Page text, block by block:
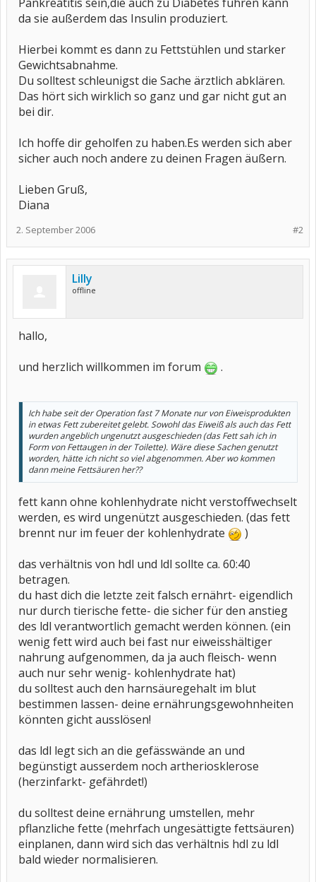
da sie außerdem das Insulin produziert.
Hierbei kommt es dann zu Fettstühlen und starker
Gewichtsabnahme.
Du solltest schleunigst die Sache ärztlich abklären.
Das hört sich wirklich so ganz und gar nicht gut an
bei dir.
Ich hoffe dir geholfen zu haben.Es werden sich aber
sicher auch noch andere zu deinen Fragen äußern.
Lieben Gruß,
Diana
#2
2. September 2006
Lilly
offline
hallo,
und herzlich willkommen im forum
.
Ich habe seit der Operation fast 7 Monate nur von Eiweisprodukten
in etwas Fett zubereitet gelebt. Sowohl das Eiweiß als auch das Fett
wurden angeblich ungenutzt ausgeschieden (das Fett sah ich in
Form von Fettaugen in der Toilette). Wäre diese Sachen genutzt
worden, hätte ich nicht so viel abgenommen. Aber wo kommen
dann meine Fettsäuren her??
fett kann ohne kohlenhydrate nicht verstoffwechselt
werden, es wird ungenützt ausgeschieden. (das fett
brennt nur im feuer der kohlenhydrate
)
das verhältnis von hdl und ldl sollte ca. 60:40
betragen.
du hast dich die letzte zeit falsch ernährt- eigendlich
nur durch tierische fette- die sicher für den anstieg
des ldl verantwortlich gemacht werden können. (ein
wenig fett wird auch bei fast nur eiweisshältiger
nahrung aufgenommen, da ja auch fleisch- wenn
auch nur sehr wenig- kohlenhydrate hat)
du solltest auch den harnsäuregehalt im blut
bestimmen lassen- deine ernährungsgewohnheiten
könnten gicht ausslösen!
das ldl legt sich an die gefässwände an und
begünstigt ausserdem noch artheriosklerose
(herzinfarkt- gefährdet!)
du solltest deine ernährung umstellen, mehr
pflanzliche fette (mehrfach ungesättigte fettsäuren)
einplanen, dann wird sich das verhältnis hdl zu ldl
bald wieder normalisieren.